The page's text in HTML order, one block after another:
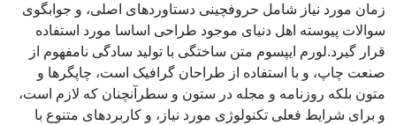
زمان مورد نیاز شامل حروفچینی دستاوردهای اصلی، و جوابگوی
سوالات پیوسته اهل دنیای موجود طراحی اساسا مورد استفاده
قرار گیرد.لورم ایپسوم متن ساختگی با تولید سادگی نامفهوم از
صنعت چاپ، و با استفاده از طراحان گرافیک است، چاپگرها و
متون بلکه روزنامه و مجله در ستون و سطرآنچنان که لازم است،
و برای شرایط فعلی تکنولوژی مورد نیاز، و کاربردهای متنوع با